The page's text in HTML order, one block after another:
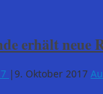
erhält neue
|9. Oktober 2017